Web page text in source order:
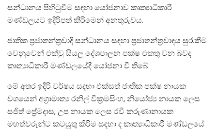
සන්ධානය පිහිටුවීම සඳහා යෝජනාව කෘත්‍යාධිකාරී
මණ්ඩලයට ඉදිරිපත් කිරිමෙන් අනතුරුවය.
ජාතික ප්‍රජාතන්ත්‍රවාදී සන්ධානය සඳහා ප්‍රජාතන්ත්‍රවාදය සුරැකීම
වෙනුවෙන් එක්වු සියලු දේශපාලන පක්ෂ එකතු වන බවද
කෘත්‍යාධිකාරී මණ්ඩලයේදී යෝජනා වී තිබේ.
මේ අතර ඉදිරි වර්ෂය සඳහා එක්සත් ජාතික පක්ෂ නායක
වශයෙන් අග්‍රාමාත්‍ය රනිල් වික්‍රමසිංහ, නියෝජ්‍ය නායක ලෙස
සජිත් ප්‍රේමදාස, උප නායක ලෙස රවී කරුණානායක
මහත්වරුන්ට කටයුතු කිරිම සඳහා ද කෘත්‍යාධිකාරී මණ්ඩලයේ